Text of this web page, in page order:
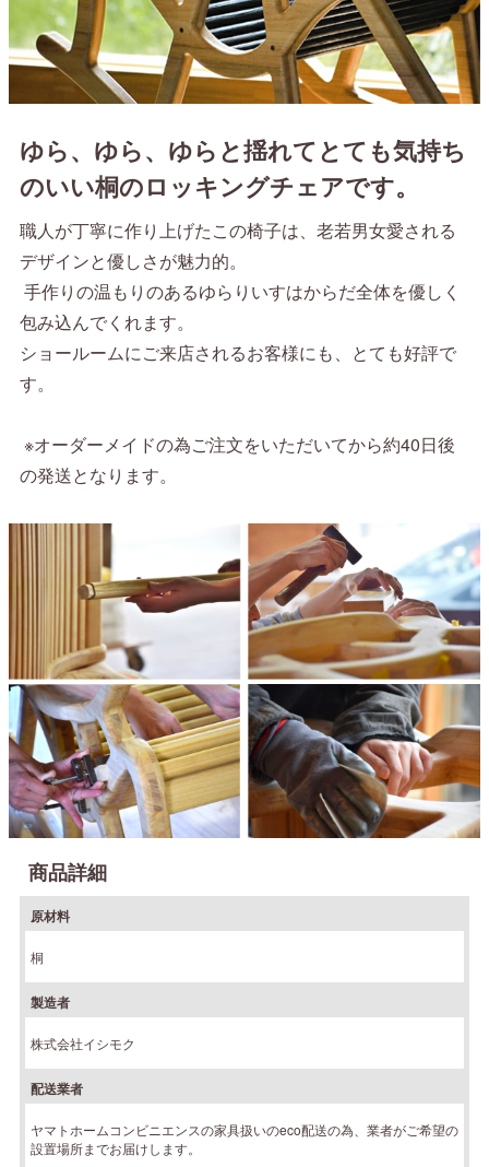
ゆら、ゆら、ゆらと揺れてとても気持ち
のいい 桐のロッキングチェアです。
職人が丁寧に作り上げたこの椅子は、老若男女愛される
デザインと優しさが魅力的。
手作りの温もりのあるゆらりいすはからだ全体を優しく
包み込んでくれます。
ショールームにご来店されるお客様にも、とても好評で
す。
※オーダーメイドの為ご注文をいただいてから約40日後
の発送となります。
商品詳細
原材料
桐
製造者
株式会社イシモク
配送業者
ヤマトホームコンビニエンスの家具扱いのeco配送の為、業者がご希望の
設置場所までお届けします。